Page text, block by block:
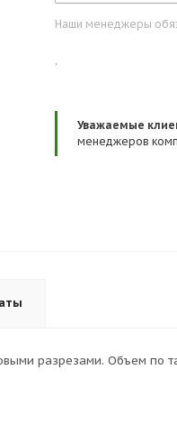
Наши менеджеры
.
Уважаемые
менеджеров
разрезами. Объем по